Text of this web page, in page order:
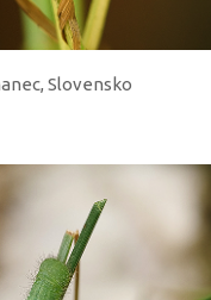
Slovensko